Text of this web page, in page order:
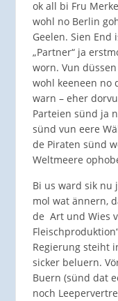
ok all bi Fru
wohl no Berlin
Geelen. Sien
„Partner“ ja
worn. Vun
wohl keeneen no
warn – eher
Parteien sünd ja
sünd vun eere
de Piraten sünd
Weltmeere
Bi us ward sik nu
mol wat ännern,
de Art und Wies
Regierung steiht
sicker beluern.
Buern (sünd dat
noch